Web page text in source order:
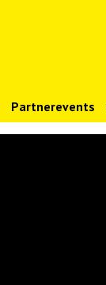
Partnerevents